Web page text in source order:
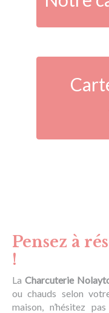
Pensez à
!
La Charcuterie
ou chauds selon
maison, n’hésitez